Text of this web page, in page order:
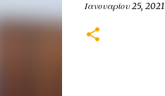
Ιανουαρίου 25, 2021